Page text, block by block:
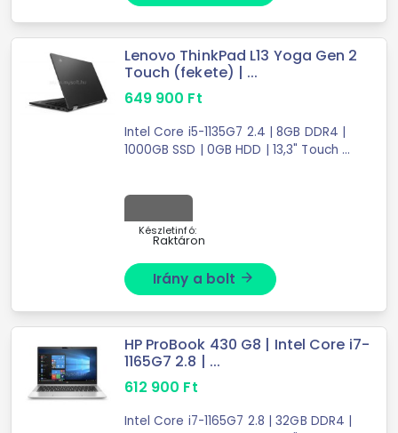
Lenovo ThinkPad L13 Yoga Gen 2
Touch (fekete) | ...
649 900 Ft
Intel Core i5-1135G7 2.4 | 8GB DDR4 |
1000GB SSD | 0GB HDD | 13,3" Touch |
Készletinfó:
Raktáron
Irány a bolt arrow_forward
HP ProBook 430 G8 | Intel Core i7-
1165G7 2.8 | ...
612 900 Ft
Intel Core i7-1165G7 2.8 | 32GB DDR4 |